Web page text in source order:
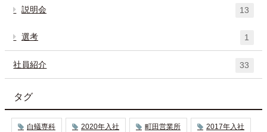
説明会 13
選考 1
社員紹介 33
タグ
白蟻専科 2020年入社 町田営業所 2017年入社